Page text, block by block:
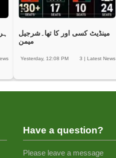
مینڈیٹ کسی اور کا تھا۔شرجیل
میمن
3 | Latest News
Yesterday, 12:08 PM
Have a question?
Please leave a message